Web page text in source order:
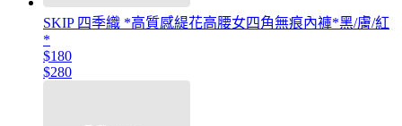
SKIP 四季織 *高質感緹花高腰女四角無痕內褲*黑/膚/紅
*
$180
$280